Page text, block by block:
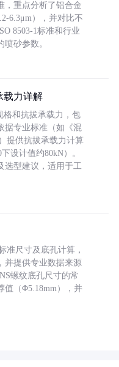
，重点分析了铝合金
6.3μm），并对比不
8503-1标准和行业
砂参数。
载力详解
格和抗拔承载力，包
据专业标准（如《混
提供抗拔承载力计算
设计值约80kN）。
选型建议，适用于工
准尺寸及底孔计算，
并提供专业数据来源
螺纹底孔尺寸的常
值（Φ5.18mm），并